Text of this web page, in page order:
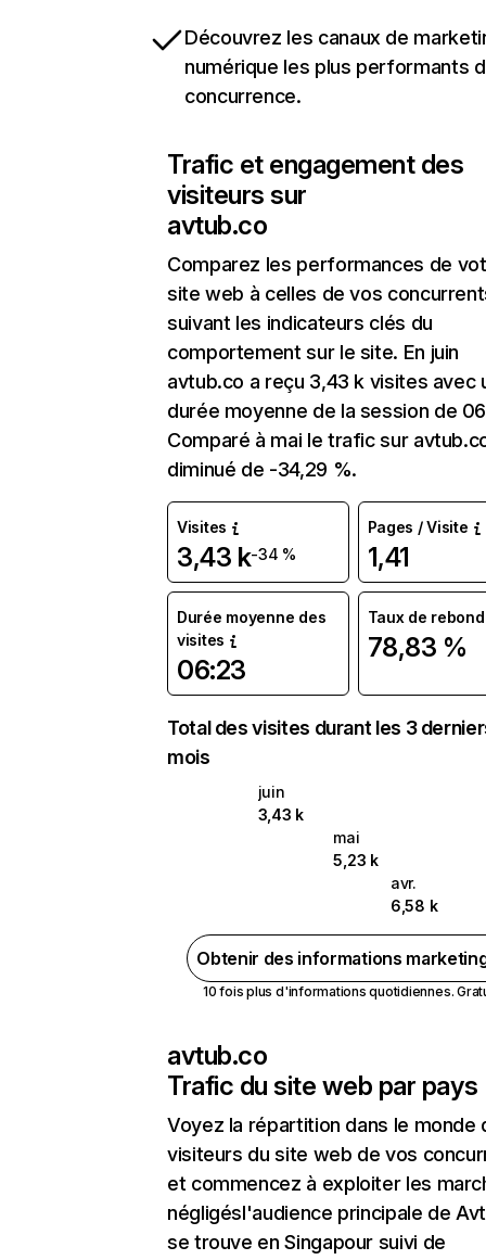
Découvrez les canaux de
numérique les plus performants
concurrence.
Trafic et engagement des
visiteurs sur
avtub.co
Comparez les performances de
site web à celles de vos
suivant les indicateurs clés du
comportement sur le site. En juin
avtub.co a reçu 3,43 k visites avec
durée moyenne de la session de
Comparé à mai le trafic sur
diminué de -34,29 %.
Visites
3,43 k-34 %
Pages / Visite
1,41
Durée moyenne des
visites
06:23
Taux de rebond
78,83 %
Total des visites durant les 3
mois
juin
3,43 k
mai
5,23 k
avr.
6,58 k
Obtenir des informations
10 fois plus d'informations quotidiennes.
avtub.co
Trafic du site web par pays
Voyez la répartition dans le monde
visiteurs du site web de vos
et commencez à exploiter les
négligésl'audience principale de
se trouve en Singapour suivi de